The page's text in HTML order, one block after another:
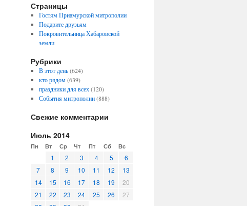
Страницы
Гостям Приамурской митрополии
Подарите друзьям
Покровительница Хабаровской
земли
Рубрики
В этот день(624)
кто рядом(639)
праздники для всех(120)
События митрополии(888)
Свежие комментарии
Июль 2014
Пн Вт Ср Чт Пт Сб Вс
1 2 3 4 5
6
7
8 9 10 11 12
13
14
15 16 17 18 19
20
21
22 23 24 25 26
27